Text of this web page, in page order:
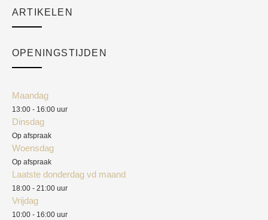
Academy
ARTIKELEN
OPENINGSTIJDEN
Maandag
13:00 - 16:00 uur
Dinsdag
Op afspraak
Woensdag
Op afspraak
Laatste donderdag vd maand
18:00 - 21:00 uur
Vrijdag
10:00 - 16:00 uur